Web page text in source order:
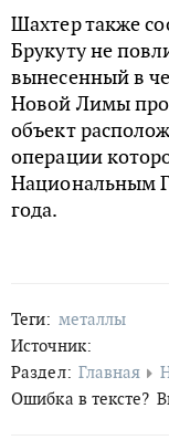
Шахтер также
Брукуту не
вынесенный в
Новой Лимы
объект
операции
Национальным
года.
Теги: металлы
Источник:
Раздел: Главная
Ошибка в тексте?